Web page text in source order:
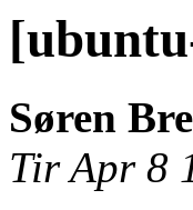
Søren
Tir Apr 8